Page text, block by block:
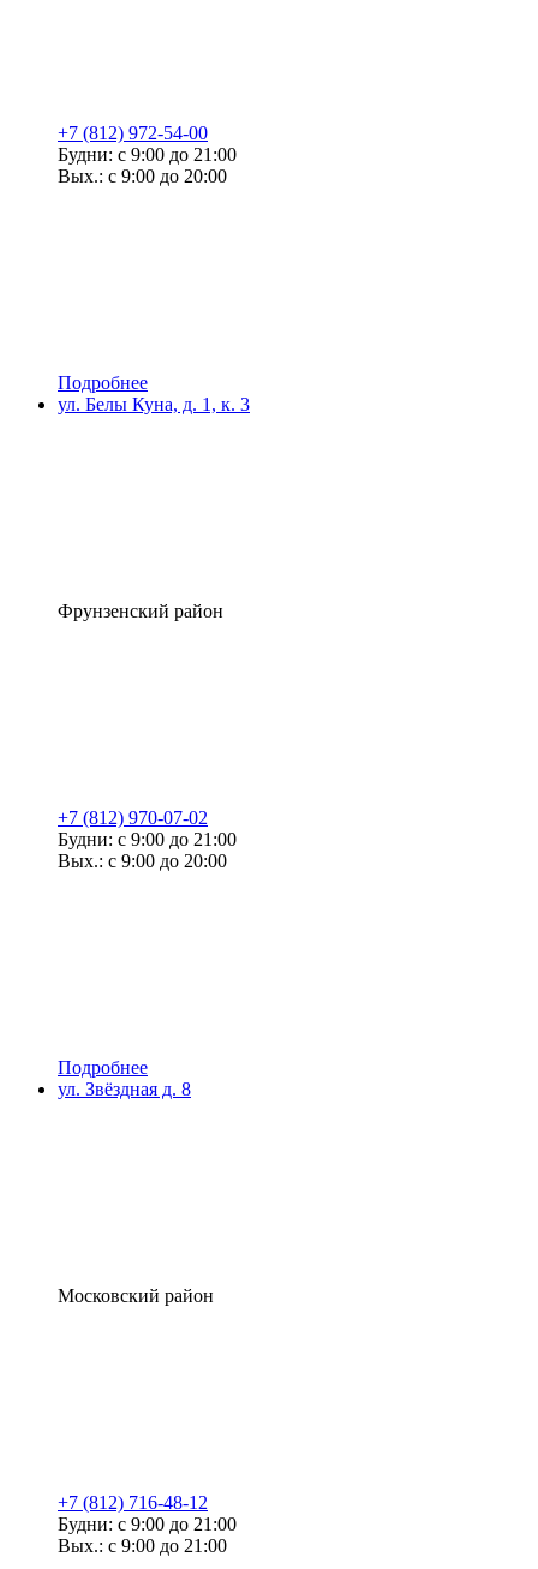
+7 (812) 972-54-00
Будни: с 9:00 до 21:00
Вых.: с 9:00 до 20:00
Подробнее
ул. Белы Куна, д. 1, к. 3
Фрунзенский район
+7 (812) 970-07-02
Будни: с 9:00 до 21:00
Вых.: с 9:00 до 20:00
Подробнее
ул. Звёздная д. 8
Московский район
+7 (812) 716-48-12
Будни: с 9:00 до 21:00
Вых.: с 9:00 до 21:00